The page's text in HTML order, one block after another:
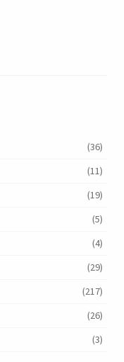
(36)
(11)
(19)
(5)
(4)
(29)
(217)
(26)
(3)